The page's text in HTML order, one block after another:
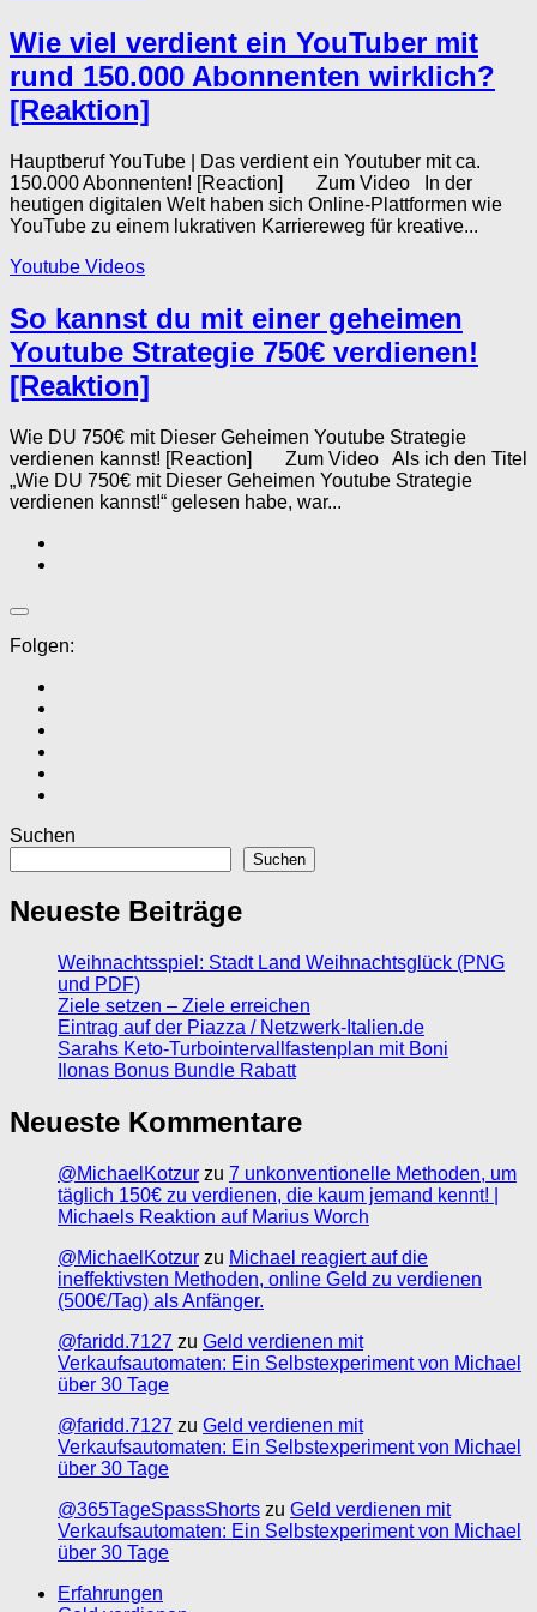
Wie viel verdient ein YouTuber mit
rund 150.000 Abonnenten wirklich?
[Reaktion]
Hauptberuf YouTube | Das verdient ein Youtuber mit ca.
150.000 Abonnenten! [Reaction] Zum Video In der
heutigen digitalen Welt haben sich Online-Plattformen wie
YouTube zu einem lukrativen Karriereweg für kreative...
Youtube Videos
So kannst du mit einer geheimen
Youtube Strategie 750€ verdienen!
[Reaktion]
Wie DU 750€ mit Dieser Geheimen Youtube Strategie
verdienen kannst! [Reaction] Zum Video Als ich den Titel
„Wie DU 750€ mit Dieser Geheimen Youtube Strategie
verdienen kannst!“ gelesen habe, war...
Folgen:
Suchen
Suchen
Neueste Beiträge
Weihnachtsspiel: Stadt Land Weihnachtsglück (PNG
und PDF)
Ziele setzen – Ziele erreichen
Eintrag auf der Piazza / Netzwerk-Italien.de
Sarahs Keto-Turbointervallfastenplan mit Boni
Ilonas Bonus Bundle Rabatt
Neueste Kommentare
@MichaelKotzur zu 7 unkonventionelle Methoden, um
täglich 150€ zu verdienen, die kaum jemand kennt! |
Michaels Reaktion auf Marius Worch
@MichaelKotzur zu Michael reagiert auf die
ineffektivsten Methoden, online Geld zu verdienen
(500€/Tag) als Anfänger.
@faridd.7127 zu Geld verdienen mit
Verkaufsautomaten: Ein Selbstexperiment von Michael
über 30 Tage
@faridd.7127 zu Geld verdienen mit
Verkaufsautomaten: Ein Selbstexperiment von Michael
über 30 Tage
@365TageSpassShorts zu Geld verdienen mit
Verkaufsautomaten: Ein Selbstexperiment von Michael
über 30 Tage
Erfahrungen